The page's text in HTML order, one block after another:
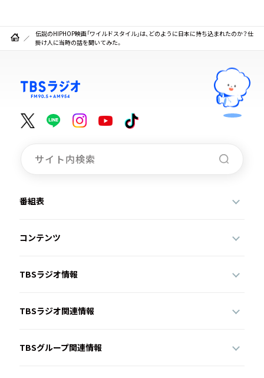
伝説のHIPHOP映画「ワイルドスタイル」は、どのように日本に持ち込まれたのか？仕
掛け人に当時の話を聞いてみた。
番組表
コンテンツ
TBSラジオ情報
TBSラジオ関連情報
TBSグループ関連情報